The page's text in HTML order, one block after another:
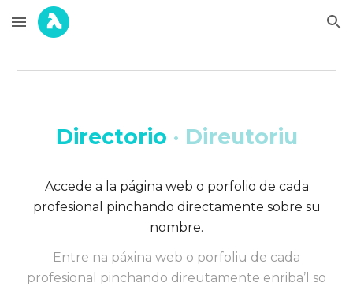
Skip to main content Skip to navigation
Directorio · Direutoriu
Accede a la página web o porfolio de cada
profesional pinchando directamente sobre su
nombre.
Entre na páxina web o porfoliu de cada
profesional pinchando direutamente enriba’l so